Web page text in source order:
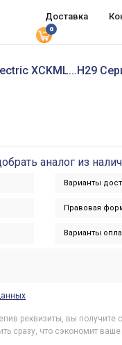
Доставка
0
XCKML...H29
аналог из
реквизиты, вы получите
сразу, что сэкономит